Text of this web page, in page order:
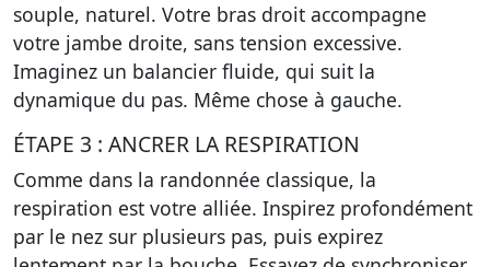
souple, naturel. Votre bras droit accompagne
votre jambe droite, sans tension excessive.
Imaginez un balancier fluide, qui suit la
dynamique du pas. Même chose à gauche.
ÉTAPE 3 : ANCRER LA RESPIRATION
Comme dans la randonnée classique, la
respiration est votre alliée. Inspirez profondément
par le nez sur plusieurs pas, puis expirez